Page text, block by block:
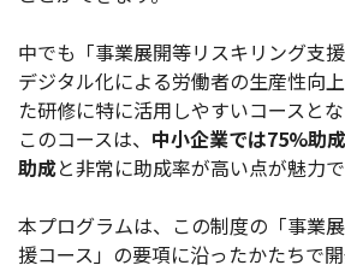
中でも「事業展開等リスキリング支援
デジタル化による労働者の生産性向
た研修に特に活用しやすいコースとな
このコースは、 中小企業では75%助
助成と非常に助成率が高い点が魅力で
本プログラムは、この制度の「事業
援コース」の要項に沿ったかたちで